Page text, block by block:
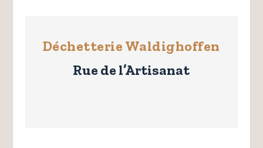
Déchetterie Waldighoffen
Rue de l’Artisanat